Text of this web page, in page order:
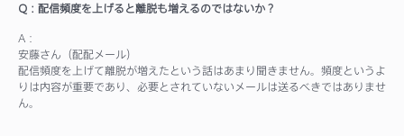
Q：配信頻度を上げると離脱も増えるのではないか？
A：
安藤さん（配配メール）
配信頻度を上げて離脱が増えたという話はあまり聞きません。頻度というよ
りは内容が重要であり、必要とされていないメールは送るべきではありませ
ん。